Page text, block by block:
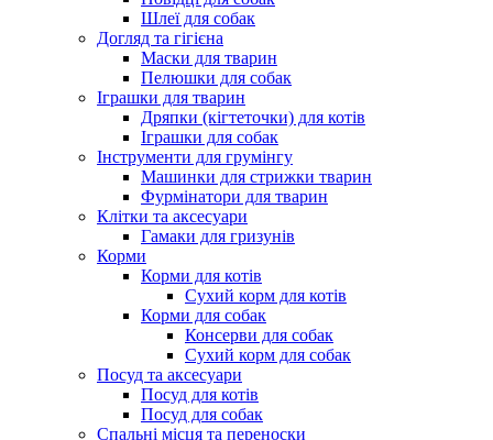
Шлеї для собак
Догляд та гігієна
Маски для тварин
Пелюшки для собак
Іграшки для тварин
Дряпки (кігтеточки) для котів
Іграшки для собак
Інструменти для грумінгу
Машинки для стрижки тварин
Фурмінатори для тварин
Клітки та аксесуари
Гамаки для гризунів
Корми
Корми для котів
Сухий корм для котів
Корми для собак
Консерви для собак
Сухий корм для собак
Посуд та аксесуари
Посуд для котів
Посуд для собак
Спальні місця та переноски